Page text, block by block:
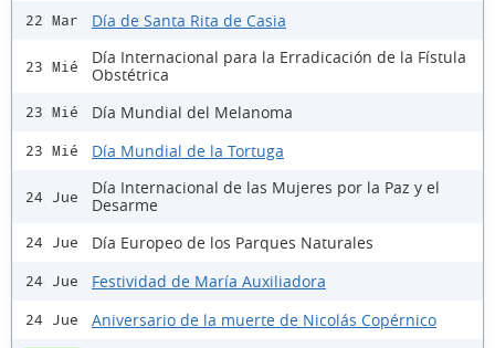
22 Mar Día de Santa Rita de Casia
23 Mié
Día Internacional para la Erradicación de la Fístula
Obstétrica
23 Mié Día Mundial del Melanoma
23 Mié Día Mundial de la Tortuga
24 Jue
Día Internacional de las Mujeres por la Paz y el
Desarme
24 Jue Día Europeo de los Parques Naturales
24 Jue Festividad de María Auxiliadora
24 Jue Aniversario de la muerte de Nicolás Copérnico